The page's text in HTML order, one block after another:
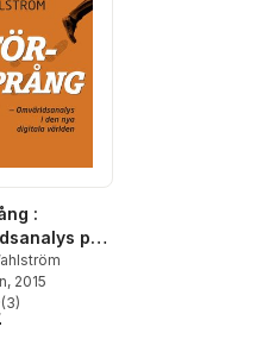
:
på
, 2015
stjärnor. Totalt antal röster:
(3)